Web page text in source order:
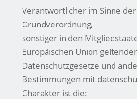
Verantwortlicher im Sinne
Grundverordnung,
sonstiger in den
Europäischen Union
Datenschutzgesetze und
Bestimmungen mit
Charakter ist die: